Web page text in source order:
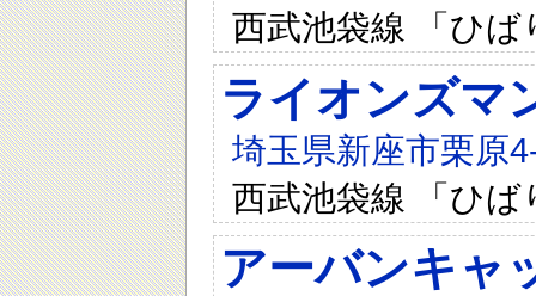
西武池袋線 「ひ
ライオンズマ
埼玉県新座市栗原
西武池袋線 「ひ
アーバンキャ